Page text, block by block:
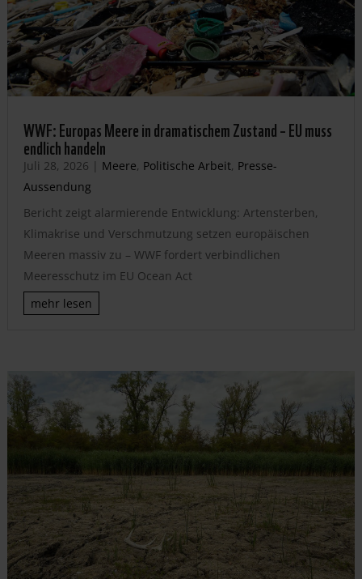
WWF: Europas Meere in dramatischem Zustand – EU muss
endlich handeln
Juli 28, 2026 | Meere, Politische Arbeit, Presse-
Aussendung
Bericht zeigt alarmierende Entwicklung: Artensterben,
Klimakrise und Verschmutzung setzen europäischen
Meeren massiv zu – WWF fordert verbindlichen
Meeresschutz im EU Ocean Act
mehr lesen